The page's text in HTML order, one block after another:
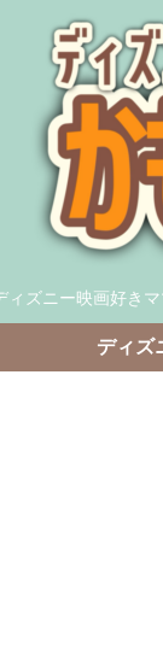
ィズニー映画好き
ディズ